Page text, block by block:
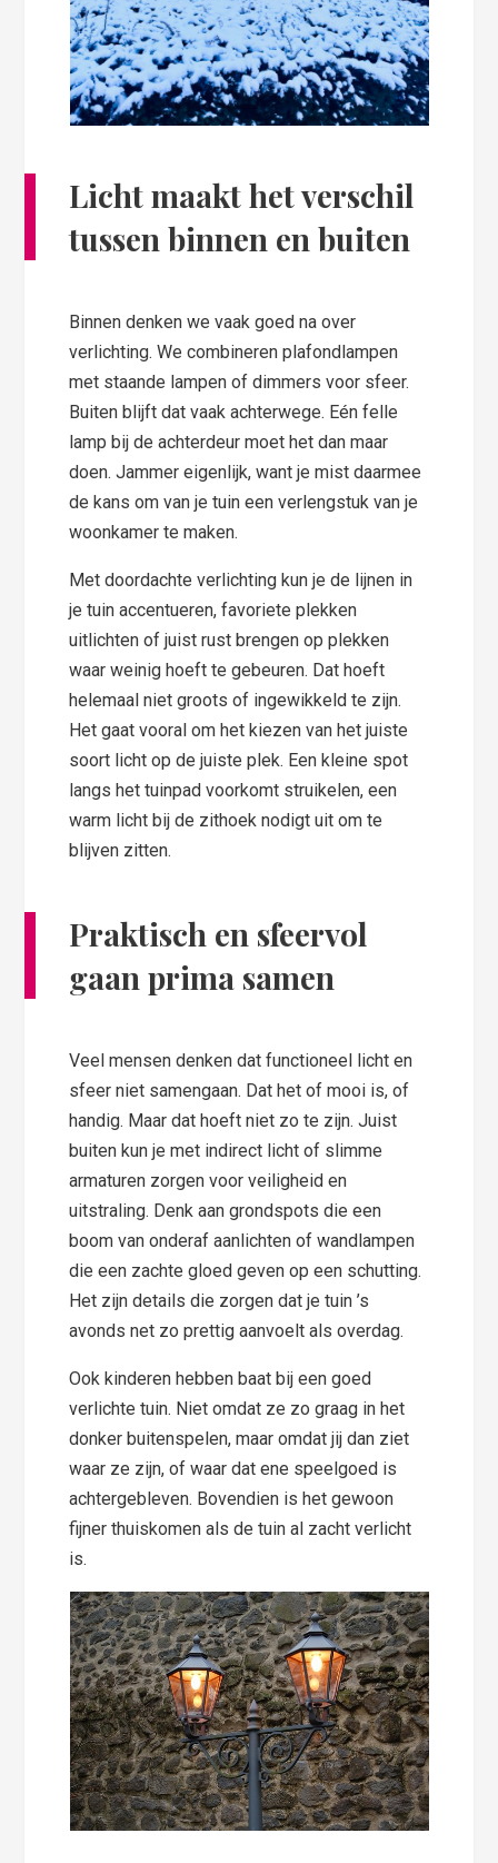
Licht maakt het verschil
tussen binnen en buiten
Binnen denken we vaak goed na over
verlichting. We combineren plafondlampen
met staande lampen of dimmers voor sfeer.
Buiten blijft dat vaak achterwege. Eén felle
lamp bij de achterdeur moet het dan maar
doen. Jammer eigenlijk, want je mist daarmee
de kans om van je tuin een verlengstuk van je
woonkamer te maken.
Met doordachte verlichting kun je de lijnen in
je tuin accentueren, favoriete plekken
uitlichten of juist rust brengen op plekken
waar weinig hoeft te gebeuren. Dat hoeft
helemaal niet groots of ingewikkeld te zijn.
Het gaat vooral om het kiezen van het juiste
soort licht op de juiste plek. Een kleine spot
langs het tuinpad voorkomt struikelen, een
warm licht bij de zithoek nodigt uit om te
blijven zitten.
Praktisch en sfeervol
gaan prima samen
Veel mensen denken dat functioneel licht en
sfeer niet samengaan. Dat het of mooi is, of
handig. Maar dat hoeft niet zo te zijn. Juist
buiten kun je met indirect licht of slimme
armaturen zorgen voor veiligheid en
uitstraling. Denk aan grondspots die een
boom van onderaf aanlichten of wandlampen
die een zachte gloed geven op een schutting.
Het zijn details die zorgen dat je tuin ’s
avonds net zo prettig aanvoelt als overdag.
Ook kinderen hebben baat bij een goed
verlichte tuin. Niet omdat ze zo graag in het
donker buitenspelen, maar omdat jij dan ziet
waar ze zijn, of waar dat ene speelgoed is
achtergebleven. Bovendien is het gewoon
fijner thuiskomen als de tuin al zacht verlicht
is.